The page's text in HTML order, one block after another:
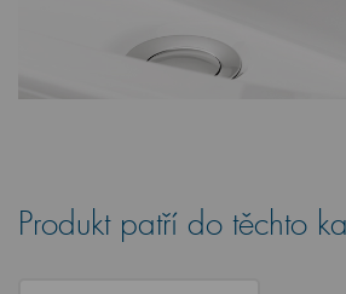
Produkt patří do těchto